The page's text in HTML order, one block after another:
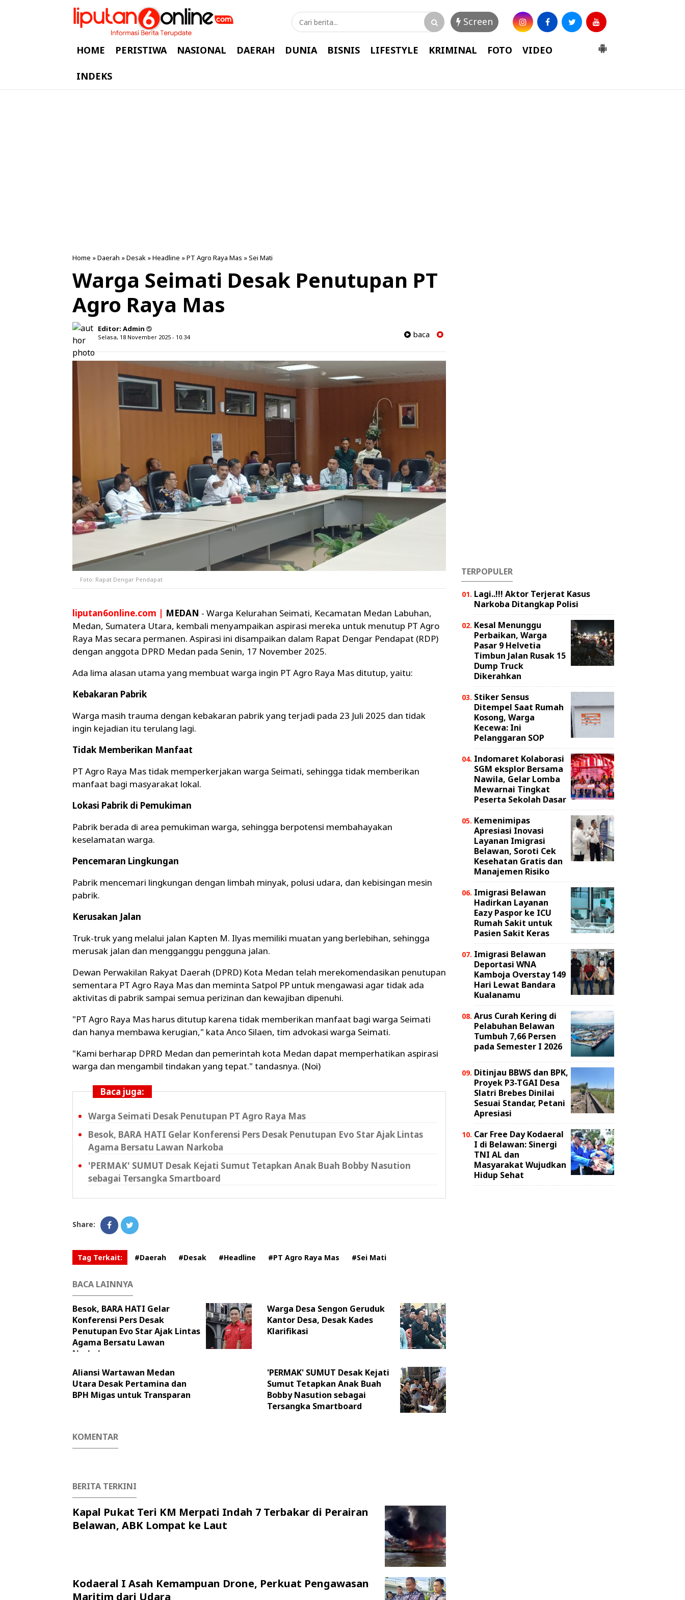
Screen
HOME PERISTIWA NASIONAL DAERAH DUNIA BISNIS LIFESTYLE KRIMINAL FOTO VIDEO
INDEKS
Home »Daerah »Desak »Headline »PT Agro Raya Mas »Sei Mati
Warga Seimati Desak Penutupan PT
Agro Raya Mas
Editor: Admin
Selasa, 18 November 2025 - 10.34 baca
Foto: Rapat Dengar Pendapat
liputan6online.com | MEDAN - Warga Kelurahan Seimati, Kecamatan Medan Labuhan,
Medan, Sumatera Utara, kembali menyampaikan aspirasi mereka untuk menutup PT Agro
Raya Mas secara permanen. Aspirasi ini disampaikan dalam Rapat Dengar Pendapat (RDP)
dengan anggota DPRD Medan pada Senin, 17 November 2025.
Ada lima alasan utama yang membuat warga ingin PT Agro Raya Mas ditutup, yaitu:
Kebakaran Pabrik
Warga masih trauma dengan kebakaran pabrik yang terjadi pada 23 Juli 2025 dan tidak
ingin kejadian itu terulang lagi.
Tidak Memberikan Manfaat
PT Agro Raya Mas tidak memperkerjakan warga Seimati, sehingga tidak memberikan
manfaat bagi masyarakat lokal.
Lokasi Pabrik di Pemukiman
Pabrik berada di area pemukiman warga, sehingga berpotensi membahayakan
keselamatan warga.
Pencemaran Lingkungan
Pabrik mencemari lingkungan dengan limbah minyak, polusi udara, dan kebisingan mesin
pabrik.
Kerusakan Jalan
Truk-truk yang melalui jalan Kapten M. Ilyas memiliki muatan yang berlebihan, sehingga
merusak jalan dan mengganggu pengguna jalan.
Dewan Perwakilan Rakyat Daerah (DPRD) Kota Medan telah merekomendasikan penutupan
sementara PT Agro Raya Mas dan meminta Satpol PP untuk mengawasi agar tidak ada
aktivitas di pabrik sampai semua perizinan dan kewajiban dipenuhi.
"PT Agro Raya Mas harus ditutup karena tidak memberikan manfaat bagi warga Seimati
dan hanya membawa kerugian," kata Anco Silaen, tim advokasi warga Seimati.
"Kami berharap DPRD Medan dan pemerintah kota Medan dapat memperhatikan aspirasi
warga dan mengambil tindakan yang tepat." tandasnya. (Noi)
Baca juga:
Warga Seimati Desak Penutupan PT Agro Raya Mas
Besok, BARA HATI Gelar Konferensi Pers Desak Penutupan Evo Star Ajak Lintas
Agama Bersatu Lawan Narkoba
'PERMAK' SUMUT Desak Kejati Sumut Tetapkan Anak Buah Bobby Nasution
sebagai Tersangka Smartboard
Share:
Tag Terkait: #Daerah #Desak #Headline #PT Agro Raya Mas #Sei Mati
BACA LAINNYA
Besok, BARA HATI Gelar
Konferensi Pers Desak
Penutupan Evo Star Ajak Lintas
Agama Bersatu Lawan
Narkoba
Warga Desa Sengon Geruduk
Kantor Desa, Desak Kades
Klarifikasi
Aliansi Wartawan Medan
Utara Desak Pertamina dan
BPH Migas untuk Transparan
'PERMAK' SUMUT Desak Kejati
Sumut Tetapkan Anak Buah
Bobby Nasution sebagai
Tersangka Smartboard
KOMENTAR
BERITA TERKINI
Kapal Pukat Teri KM Merpati Indah 7 Terbakar di Perairan
Belawan, ABK Lompat ke Laut
Kodaeral I Asah Kemampuan Drone, Perkuat Pengawasan
Maritim dari Udara
TERPOPULER
Lagi..!!! Aktor Terjerat Kasus
Narkoba Ditangkap Polisi
Kesal Menunggu
Perbaikan, Warga
Pasar 9 Helvetia
Timbun Jalan Rusak 15
Dump Truck
Dikerahkan
Stiker Sensus
Ditempel Saat Rumah
Kosong, Warga
Kecewa: Ini
Pelanggaran SOP
Indomaret Kolaborasi
SGM eksplor Bersama
Nawila, Gelar Lomba
Mewarnai Tingkat
Peserta Sekolah Dasar
Kemenimipas
Apresiasi Inovasi
Layanan Imigrasi
Belawan, Soroti Cek
Kesehatan Gratis dan
Manajemen Risiko
Imigrasi Belawan
Hadirkan Layanan
Eazy Paspor ke ICU
Rumah Sakit untuk
Pasien Sakit Keras
Imigrasi Belawan
Deportasi WNA
Kamboja Overstay 149
Hari Lewat Bandara
Kualanamu
Arus Curah Kering di
Pelabuhan Belawan
Tumbuh 7,66 Persen
pada Semester I 2026
Ditinjau BBWS dan BPK,
Proyek P3-TGAI Desa
Slatri Brebes Dinilai
Sesuai Standar, Petani
Apresiasi
Car Free Day Kodaeral
I di Belawan: Sinergi
TNI AL dan
Masyarakat Wujudkan
Hidup Sehat